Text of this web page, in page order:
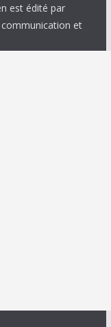
est édité par
communication et